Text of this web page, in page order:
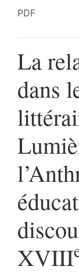
PDF
La
dans
XVIII